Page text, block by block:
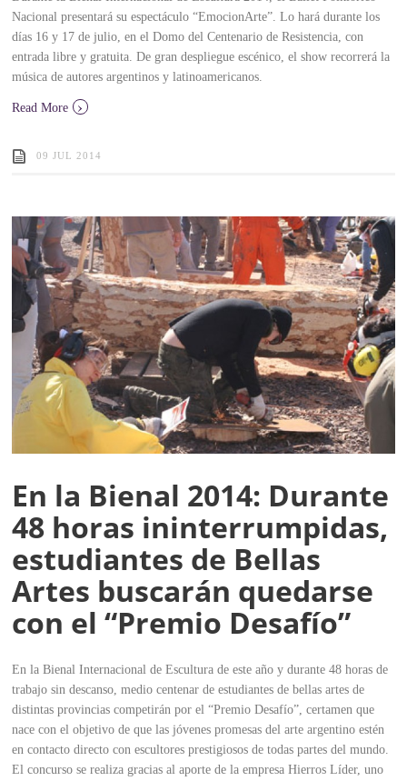
Nacional presentará su espectáculo “EmocionArte”. Lo hará durante los
días 16 y 17 de julio, en el Domo del Centenario de Resistencia, con
entrada libre y gratuita. De gran despliegue escénico, el show recorrerá la
música de autores argentinos y latinoamericanos.
Read More ›
09 JUL 2014
En la Bienal 2014: Durante
48 horas ininterrumpidas,
estudiantes de Bellas
Artes buscarán quedarse
con el “Premio Desafío”
En la Bienal Internacional de Escultura de este año y durante 48 horas de
trabajo sin descanso, medio centenar de estudiantes de bellas artes de
distintas provincias competirán por el “Premio Desafío”, certamen que
nace con el objetivo de que las jóvenes promesas del arte argentino estén
en contacto directo con escultores prestigiosos de todas partes del mundo.
El concurso se realiza gracias al aporte de la empresa Hierros Líder, uno